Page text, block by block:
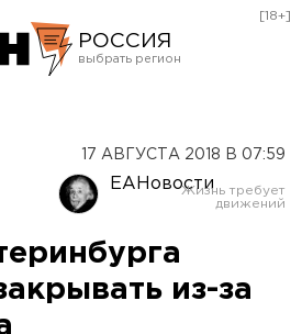
РОССИЯ
Оренбург
[18+]
17 АВГУСТА 2018 В 07:59
ЕАНовости
из-за